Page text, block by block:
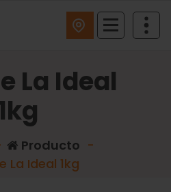
La Ideal
Producto -
La Ideal 1kg